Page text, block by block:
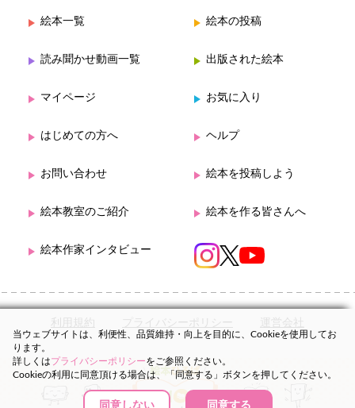
絵本一覧 絵本の投稿
読み聞かせ動画一覧 出版された絵本
マイページ お気に入り
はじめての方へ ヘルプ
お問い合わせ 絵本を投稿しよう
絵本教室のご紹介 絵本を作る皆さんへ
絵本作家インタビュー
利用規約 プライバシーポリシー 運営会社
当ウェブサイトは、利便性、品質維持・向上を目的に、Cookieを使用してお
ります。
詳しくはプライバシーポリシーをご参照ください。
Cookieの利用に同意頂ける場合は、「同意する」ボタンを押してください。
同意しない 同意する